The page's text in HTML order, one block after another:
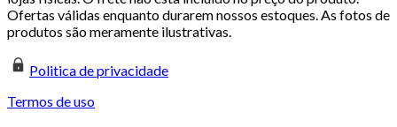
Ofertas válidas enquanto durarem nossos estoques. As fotos de
produtos são meramente ilustrativas.
Politica de privacidade
Termos de uso